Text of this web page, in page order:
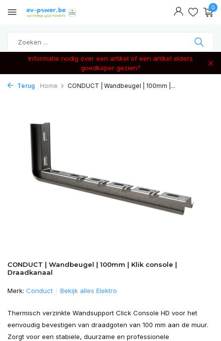
0
Informatie nodig over een artikel of een artikel elders
goedkoper gezien?
Terug Home CONDUCT | Wandbeugel | 100mm |...
CONDUCT | Wandbeugel | 100mm | Klik console |
Draadkanaal
Merk: Conduct Bekijk alles Elektro
Thermisch verzinkte Wandsupport Click Console HD voor het
eenvoudig bevestigen van draadgoten van 100 mm aan de muur.
Zorgt voor een stabiele, duurzame en professionele